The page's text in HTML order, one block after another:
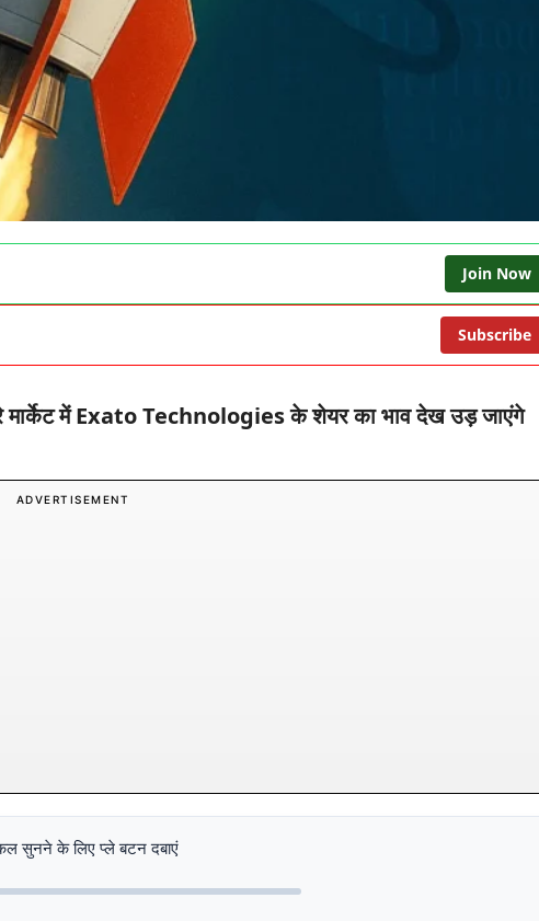
Join Now
Subscribe
मेंExato Technologiesके शेयर का भाव देख उड़ जाएंगे
ADVERTISEMENT
सुनने के लिए प्ले बटन दबाएं